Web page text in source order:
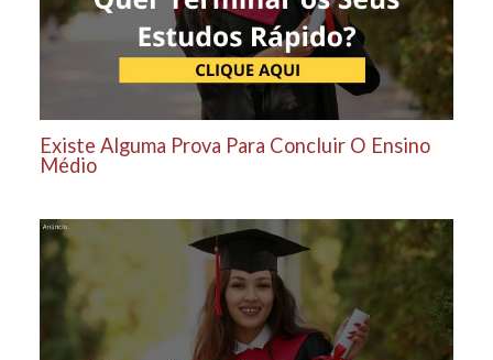
Existe Alguma Prova Para Concluir O Ensino
Médio